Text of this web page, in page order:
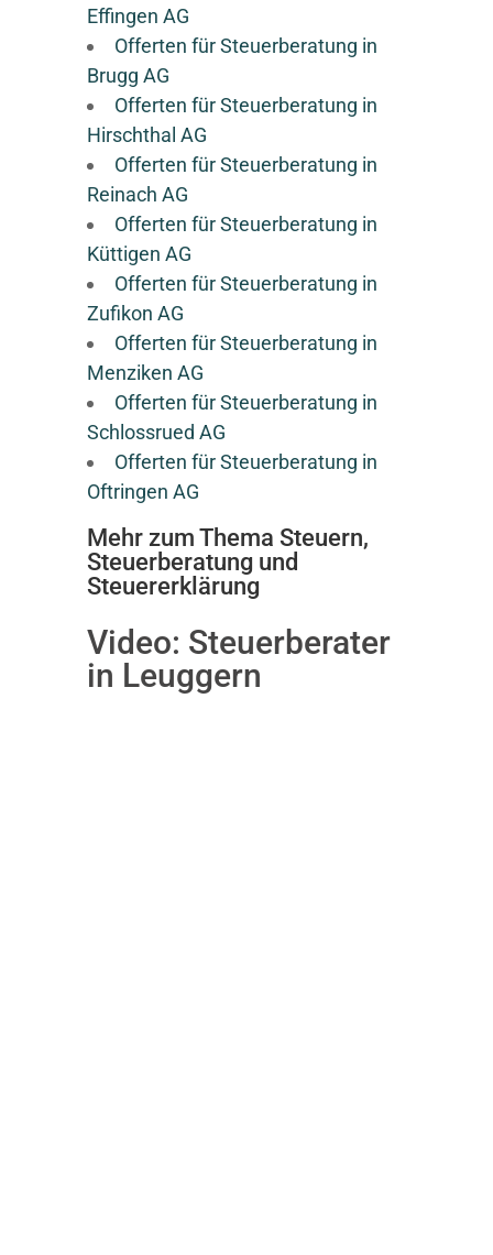
Effingen AG
Offerten für Steuerberatung in
Brugg AG
Offerten für Steuerberatung in
Hirschthal AG
Offerten für Steuerberatung in
Reinach AG
Offerten für Steuerberatung in
Küttigen AG
Offerten für Steuerberatung in
Zufikon AG
Offerten für Steuerberatung in
Menziken AG
Offerten für Steuerberatung in
Schlossrued AG
Offerten für Steuerberatung in
Oftringen AG
Mehr zum Thema Steuern,
Steuerberatung und
Steuererklärung
Video: Steuerberater
in Leuggern